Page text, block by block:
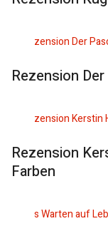
Rezension
Rezension
Farben